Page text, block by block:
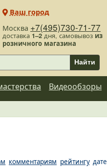
Москва +7(495)730-71-77
доставка 1–2дня, самовывоз из
розничного магазина
Ваш город
Найти
Видеообзоры
комментариям рейтингу дате